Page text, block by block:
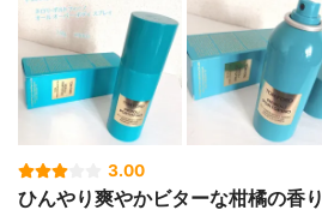
3.00
ひんやり爽やかビターな柑橘の香り